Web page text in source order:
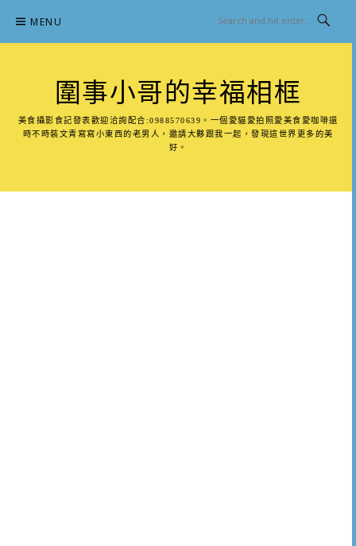
content
MENU
圍事小哥的幸福相框
美食攝影食記發表歡迎洽詢配合:0988570639。一個愛貓愛拍照愛美食愛咖啡還
時不時裝文青寫寫小東西的老男人，邀請大夥跟我一起，發現這世界更多的美
好。